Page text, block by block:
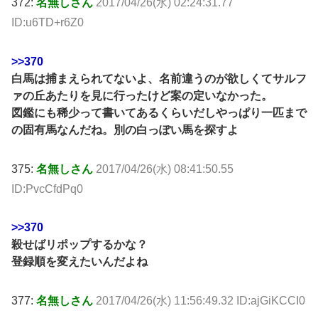
372: 名無しさん 2017/04/26(水) 02:24:31.77
ID:u6TD+r6Z0
>>370
白馬は捕まえられてないよ、名前違うのが欲しくてサルフ
ァの丘あたりを見に行ったけど案の定いなかった。
図鑑にも稀少って書いてあるくらいだしやっぱり一匹まで
の固有馬なんだね。別の白っぽい馬を探すよ
375: 名無しさん 2017/04/26(水) 08:41:50.55
ID:PvcCfdPq0
>>370
殺せばリポップするかな？
登録順を変えたいんだよね
377: 名無しさん 2017/04/26(水) 11:56:49.32 ID:ajGiKCCI0